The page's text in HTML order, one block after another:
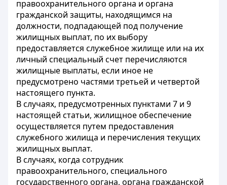
правоохранительного органа и органа
гражданской защиты, находящимся на
должности, подпадающей под получение
жилищных выплат, по их выбору
предоставляется служебное жилище или на их
личный специальный счет перечисляются
жилищные выплаты, если иное не
предусмотрено частями третьей и четвертой
настоящего пункта.
В случаях, предусмотренных пунктами 7 и 9
настоящей статьи, жилищное обеспечение
осуществляется путем предоставления
служебного жилища и перечисления текущих
жилищных выплат.
В случаях, когда сотрудник
правоохранительного, специального
государственного органа, органа гражданской